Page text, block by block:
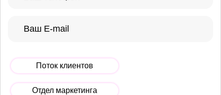
Поток клиентов
Отдел маркетинга